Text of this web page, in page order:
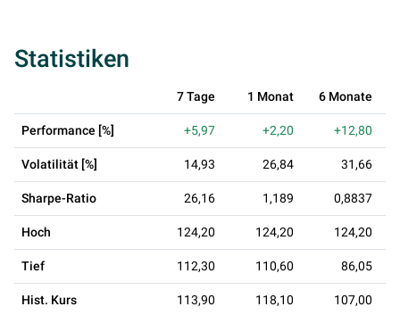
Statistiken
7 Tage 1 Monat 6 Monate
Performance [%] +5,97 +2,20 +12,80
Volatilität [%] 14,93 26,84 31,66
Sharpe-Ratio 26,16 1,189 0,8837
Hoch 124,20 124,20 124,20
Tief 112,30 110,60 86,05
Hist. Kurs 113,90 118,10 107,00